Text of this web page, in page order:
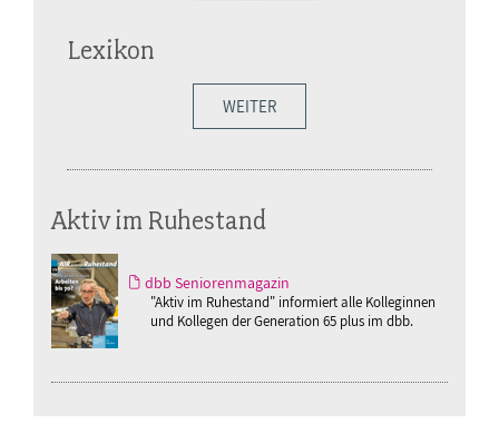
Lexikon
WEITER
Aktiv im Ruhestand
dbb Seniorenmagazin
"Aktiv im Ruhestand" informiert alle Kolleginnen
und Kollegen der Generation 65 plus im dbb.